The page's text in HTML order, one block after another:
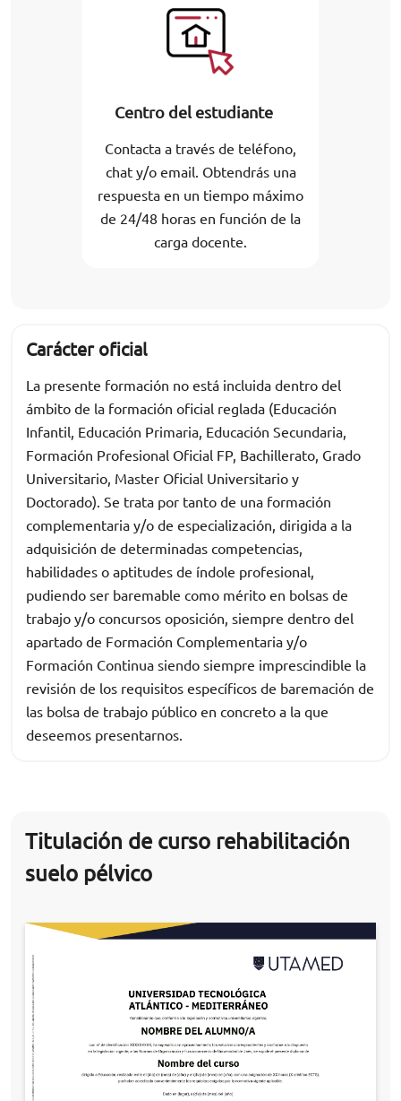
Centro del estudiante
Contacta a través de teléfono,
chat y/o email. Obtendrás una
respuesta en un tiempo máximo
de 24/48 horas en función de la
carga docente.
Carácter oficial
La presente formación no está incluida dentro del
ámbito de la formación oficial reglada (Educación
Infantil, Educación Primaria, Educación Secundaria,
Formación Profesional Oficial FP, Bachillerato, Grado
Universitario, Master Oficial Universitario y
Doctorado). Se trata por tanto de una formación
complementaria y/o de especialización, dirigida a la
adquisición de determinadas competencias,
habilidades o aptitudes de índole profesional,
pudiendo ser baremable como mérito en bolsas de
trabajo y/o concursos oposición, siempre dentro del
apartado de Formación Complementaria y/o
Formación Continua siendo siempre imprescindible la
revisión de los requisitos específicos de baremación de
las bolsa de trabajo público en concreto a la que
deseemos presentarnos.
Titulación de curso rehabilitación
suelo pélvico